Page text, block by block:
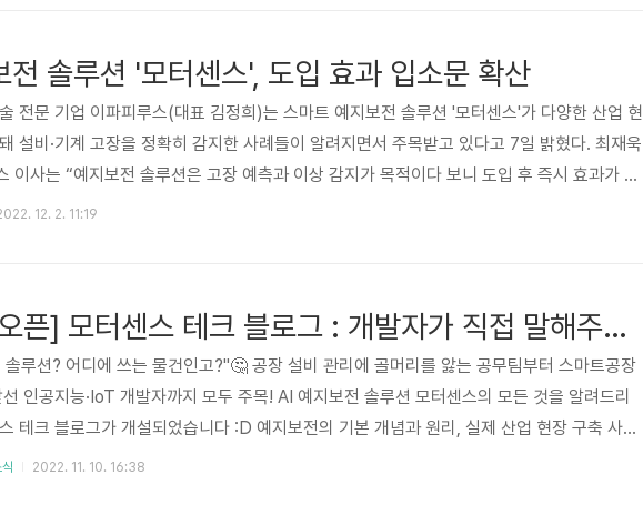
전 솔루션 '모터센스', 도입 효과 입소문 확산
전문 기업 이파피루스(대표 김정희)는 스마트 예지보전 솔루션 '모터센스'가 다양한 산업 현
설비·기계 고장을 정확히 감지한 사례들이 알려지면서 주목받고 있다고 7일 밝혔다. 최재욱
이사는 “예지보전 솔루션은 고장 예측과 이상 감지가 목적이다 보니 도입 후 즉시 효과가 나
는 많지 않다”면서 “2020년 모터센스가 정식 출시된 후 지난 2년간 산업 현장에서 성공 사
12. 2. 11:19
[신규오픈] 모터센스 테크 블로그 : 개발자가 직접 말해주는 예지보전의 모든 것!
솔루션? 어디에 쓰는 물건인고?"🤔 공장 설비 관리에 골머리를 앓는 공무팀부터 스마트공장
인공지능·IoT 개발자까지 모두 주목! AI 예지보전 솔루션 모터센스의 모든 것을 알려드리
테크 블로그가 개설되었습니다 :D 예지보전의 기본 개념과 원리, 실제 산업 현장 구축 사례
만의 고장 예측 노하우까지 제품 개발자가 직접 써서 더욱 생생하고 알찬 스마트 예지보전과
2022. 11. 10. 16:38